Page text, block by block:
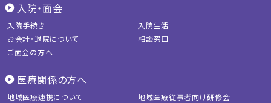
入院・面会
入院手続き
入院生活
お会計・退院について
相談窓口
ご面会の方へ
医療関係の方へ
地域医療連携について
地域医療従事者向け研修会